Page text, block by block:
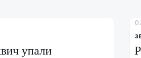
упали